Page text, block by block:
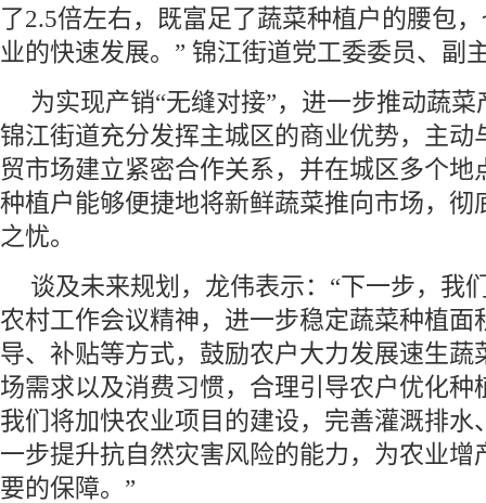
了2.5倍左右，既富足了蔬菜种植户的腰包
业的快速发展。” 锦江街道党工委委员、副
为实现产销“无缝对接”，进一步推动蔬
锦江街道充分发挥主城区的商业优势，主动
贸市场建立紧密合作关系，并在城区多个地
种植户能够便捷地将新鲜蔬菜推向市场，彻
之忧。
谈及未来规划，龙伟表示：“下一步，我
农村工作会议精神，进一步稳定蔬菜种植面
导、补贴等方式，鼓励农户大力发展速生蔬
场需求以及消费习惯，合理引导农户优化种
我们将加快农业项目的建设，完善灌溉排水
一步提升抗自然灾害风险的能力，为农业增
要的保障。”